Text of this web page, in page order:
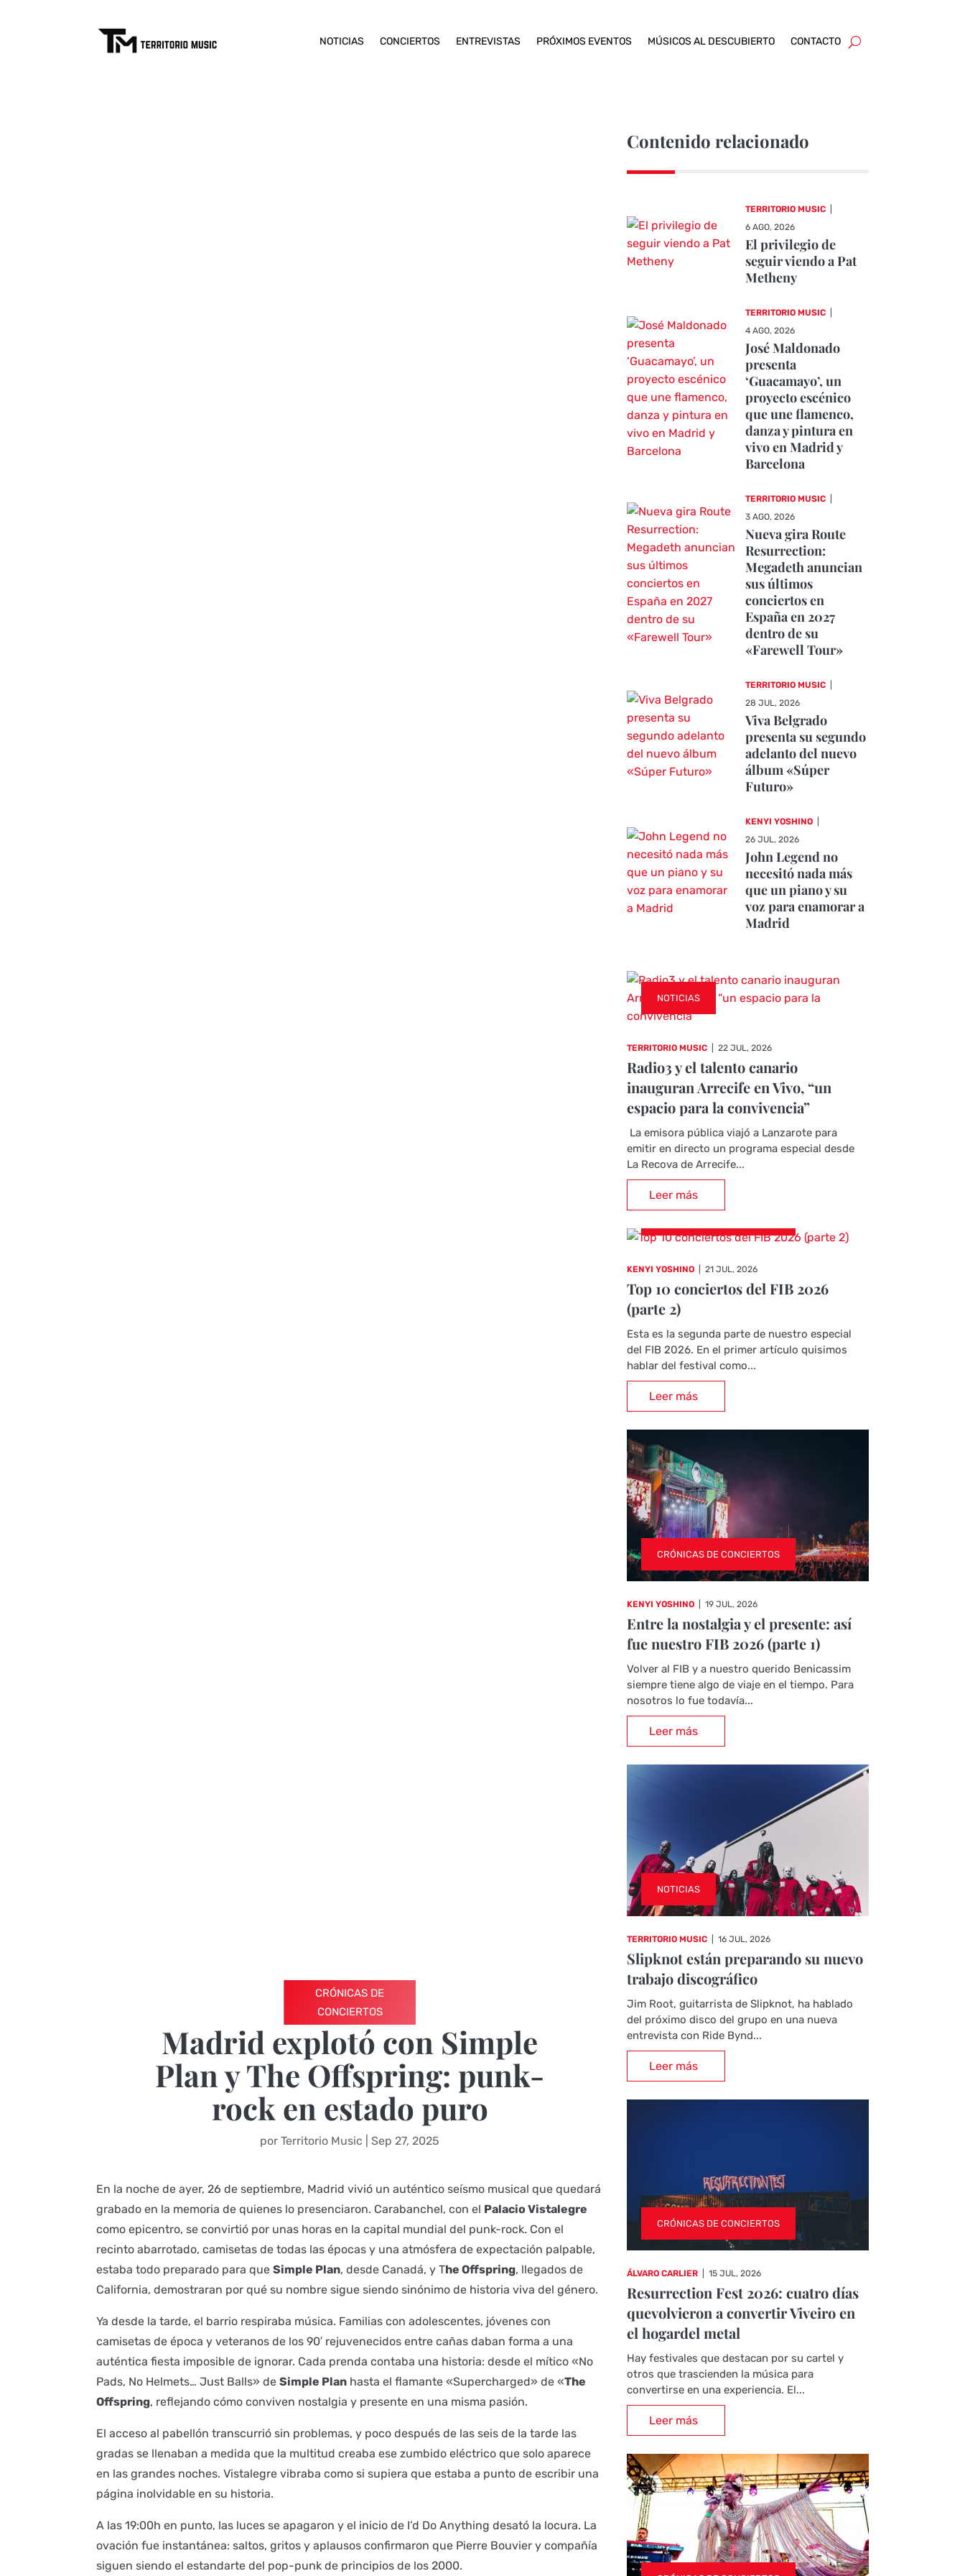
NOTICIAS CONCIERTOS ENTREVISTAS PRÓXIMOS EVENTOS MÚSICOS AL DESCUBIERTO CONTACTO
CRÓNICAS DE
CONCIERTOS
Madrid explotó con Simple
Plan y The Offspring: punk-
rock en estado puro
porTerritorio Music |Sep 27, 2025
En la noche de ayer, 26 de septiembre, Madrid vivió un auténtico seísmo musical que quedará
grabado en la memoria de quienes lo presenciaron. Carabanchel, con el Palacio Vistalegre
como epicentro, se convirtió por unas horas en la capital mundial del punk-rock. Con el
recinto abarrotado, camisetas de todas las épocas y una atmósfera de expectación palpable,
estaba todo preparado para queSimple Plan, desde Canadá, y The Offspring, llegados de
California, demostraran por qué su nombre sigue siendo sinónimo de historia viva del género.
Ya desde la tarde, el barrio respiraba música. Familias con adolescentes, jóvenes con
camisetas de época y veteranos de los 90′ rejuvenecidos entre cañas daban forma a una
auténtica fiesta imposible de ignorar. Cada prenda contaba una historia: desde el mítico «No
Pads, No Helmets… Just Balls» deSimple Plan hasta el flamante «Supercharged» de «The
Offspring, reflejando cómo conviven nostalgia y presente en una misma pasión.
El acceso al pabellón transcurrió sin problemas, y poco después de las seis de la tarde las
gradas se llenaban a medida que la multitud creaba ese zumbido eléctrico que solo aparece
en las grandes noches. Vistalegre vibraba como si supiera que estaba a punto de escribir una
página inolvidable en su historia.
A las 19:00h en punto, las luces se apagaron y el inicio de I’d Do Anything desató la locura. La
ovación fue instantánea: saltos, gritos y aplausos confirmaron que Pierre Bouvier y compañía
siguen siendo el estandarte del pop-punk de principios de los 2000.
Contenido relacionado
TERRITORIO MUSIC
6 AGO, 2026
El privilegio de
seguir viendo a Pat
Metheny
TERRITORIO MUSIC
4 AGO, 2026
José Maldonado
presenta
‘Guacamayo’, un
proyecto escénico
que une flamenco,
danza y pintura en
vivo en Madrid y
Barcelona
TERRITORIO MUSIC
3 AGO, 2026
Nueva gira Route
Resurrection:
Megadeth anuncian
sus últimos
conciertos en
España en 2027
dentro de su
«Farewell Tour»
TERRITORIO MUSIC
28 JUL, 2026
Viva Belgrado
presenta su segundo
adelanto del nuevo
álbum «Súper
Futuro»
KENYI YOSHINO
26 JUL, 2026
John Legend no
necesitó nada más
que un piano y su
voz para enamorar a
Madrid
NOTICIAS
TERRITORIO MUSIC 22 JUL, 2026
Radio3 y el talento canario
inauguran Arrecife en Vivo, “un
espacio para la convivencia”
La emisora pública viajó a Lanzarote para
emitir en directo un programa especial desde
La Recova de Arrecife...
Leer más
KENYI YOSHINO 21 JUL, 2026
Top 10 conciertos del FIB 2026
(parte 2)
Esta es la segunda parte de nuestro especial
del FIB 2026. En el primer artículo quisimos
hablar del festival como...
Leer más
CRÓNICAS DE CONCIERTOS
KENYI YOSHINO 19 JUL, 2026
Entre la nostalgia y el presente: así
fue nuestro FIB 2026 (parte 1)
Volver al FIB y a nuestro querido Benicassim
siempre tiene algo de viaje en el tiempo. Para
nosotros lo fue todavía...
Leer más
NOTICIAS
TERRITORIO MUSIC 16 JUL, 2026
Slipknot están preparando su nuevo
trabajo discográfico
Jim Root, guitarrista de Slipknot, ha hablado
del próximo disco del grupo en una nueva
entrevista con Ride Bynd...
Leer más
CRÓNICAS DE CONCIERTOS
ÁLVARO CARLIER 15 JUL, 2026
Resurrection Fest 2026: cuatro días
quevolvieron a convertir Viveiro en
el hogardel metal
Hay festivales que destacan por su cartel y
otros que trascienden la música para
convertirse en una experiencia. El...
Leer más